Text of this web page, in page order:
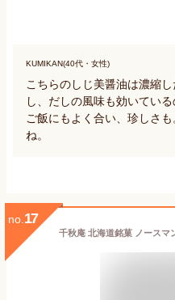
KUMIKAN(40代・女性)
こちらのしじ美醤油は濃縮
し、だしの風味も効いてい
ご飯にもよく合い、珍しさ
ね。
no. 17